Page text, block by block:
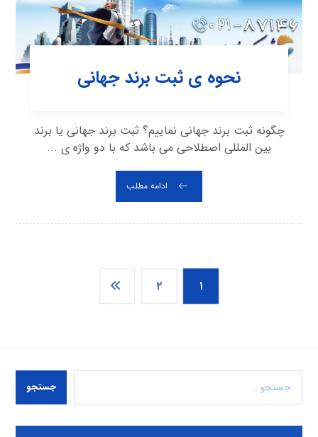
نحوه ی ثبت برند جهانی
چگونه ثبت برند جهانی نماییم؟ ثبت برند جهانی یا برند
بین المللی اصطلاحی می باشد که با دو واژه ی ...
ادامه مطلب
۱ ۲
جستجو